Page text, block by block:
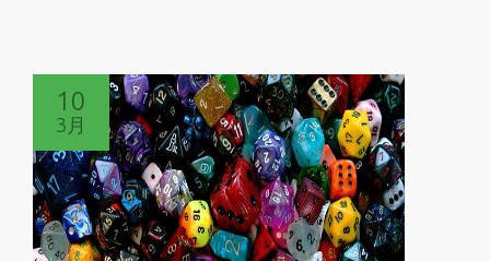
読
む
2ch
で
話
題
の
10
3月